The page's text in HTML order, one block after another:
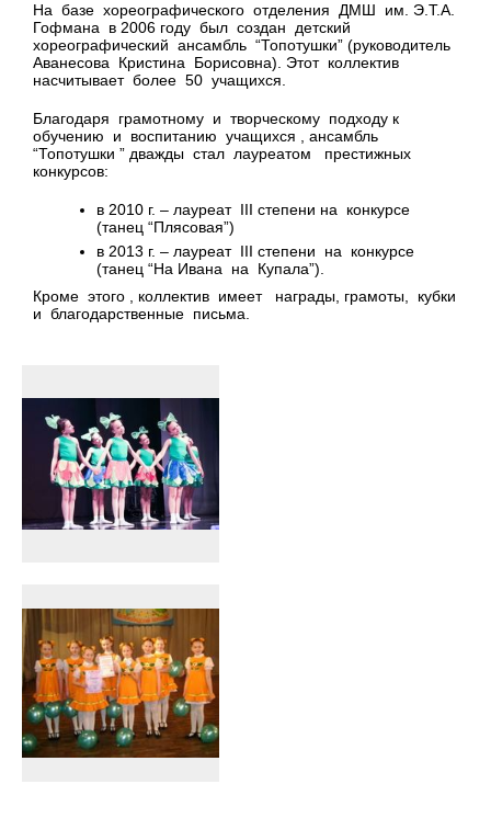
На базе хореографического отделения ДМШ им. Э.Т.А.
Гофмана в 2006 году был создан детский
хореографический ансамбль “Топотушки” (руководитель
Аванесова Кристина Борисовна). Этот коллектив
насчитывает более 50 учащихся.
Благодаря грамотному и творческому подходу к
обучению и воспитанию учащихся , ансамбль
“Топотушки ” дважды стал лауреатом престижных
конкурсов:
в 2010 г. – лауреат III степени на конкурсе
(танец “Плясовая”)
в 2013 г. – лауреат III степени на конкурсе
(танец “На Ивана на Купала”).
Кроме этого , коллектив имеет награды, грамоты, кубки
и благодарственные письма.